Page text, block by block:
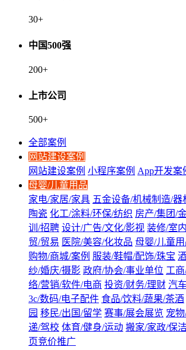
30+
中国500强
200+
上市公司
500+
全部案例
网站建设案例
网站建设案例 小程序案例 App开发案
母婴/儿童用品
家电/家居/家具 五金设备/机械制造/器
陶瓷 化工/涂料/环保/纺织 房产/集团/
训/招聘 设计/广告/文化/影视 装修/室
贸/贸易 医院/美容/化妆品 母婴/儿童
购物/商城/案例 服装/鞋帽/配饰/珠宝
纱/婚庆/摄影 政府/协会/事业单位 工
络/营销/软件/电商 投资/财务/理财 汽
3c/数码/电子配件 食品/饮料/蔬果/茶酒
园 移民/出国/留学 赛事/展会展览 宠
递/驾校 体育/健身/运动 搬家/家政/保
页竞价推广